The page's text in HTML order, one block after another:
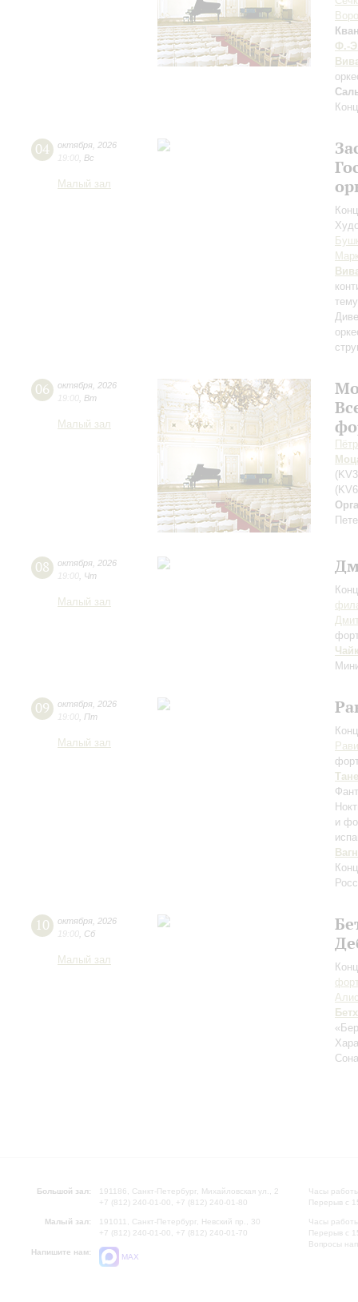
Ф.-
04 октября 2026
19:00 Вс
Малый зал
06 октября 2026
19:00 Вт
Малый зал
08 октября 2026
19:00 Чт
Малый зал
09 октября 2026
19:00 Пт
Малый зал
и
10 октября 2026
19:00 Сб
Малый зал
Большой зал:
191186, Санкт-Петербург, Михайловская ул., 2
+7 (812) 240-01-00, +7 (812) 240-01-80
Малый зал:
191011, Санкт-Петербург, Невский пр., 30
+7 (812) 240-01-00, +7 (812) 240-01-70
Напишите нам:
MAX
Часы
Перерыв с
Часы
Перерыв с
Вопросы